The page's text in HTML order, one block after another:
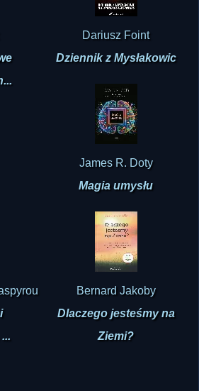
Dariusz Foint
Dziennik z Mysłakowic
James R. Doty
Magia umysłu
Bernard Jakoby
Dlaczego jesteśmy na
Ziemi?